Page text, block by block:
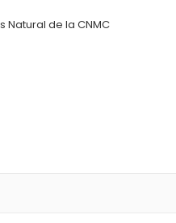
Natural de la CNMC